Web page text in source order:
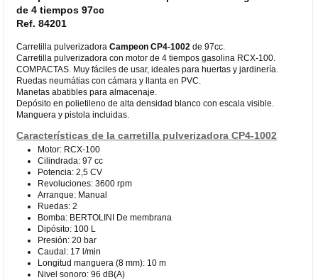
de 4 tiempos 97cc
Ref. 84201
Carretilla pulverizadoraCampeon CP4-1002de 97cc.
Carretilla pulverizadora con motor de 4 tiempos gasolina RCX-100.
COMPACTAS. Muy fáciles de usar, ideales para huertas y jardinería.
Ruedas neumátias con cámara y llanta en PVC.
Manetas abatibles para almacenaje.
Depósito en polietileno de alta densidad blanco con escala visible.
Manguera y pistola incluidas.
Características de la carretilla pulverizadora CP4-1002
Motor: RCX-100
Cilindrada: 97 cc
Potencia: 2,5 CV
Revoluciones: 3600 rpm
Arranque: Manual
Ruedas: 2
Bomba: BERTOLINI De membrana
Dipósito: 100 L
Presión: 20 bar
Caudal: 17 l/min
Longitud manguera (8 mm): 10 m
Nivel sonoro: 96 dB(A)